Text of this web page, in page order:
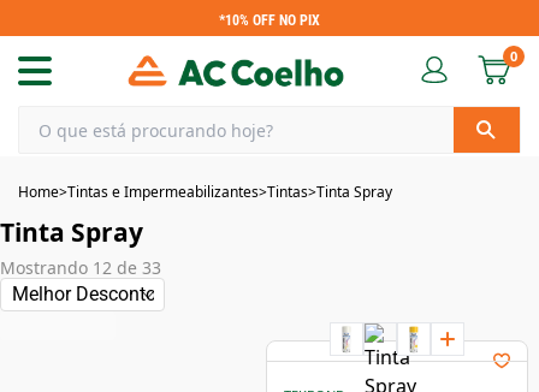
*10% OFF NO PIX
0
Home>Tintas e Impermeabilizantes>Tintas>Tinta Spray
Tinta Spray
Mostrando 12 de 33